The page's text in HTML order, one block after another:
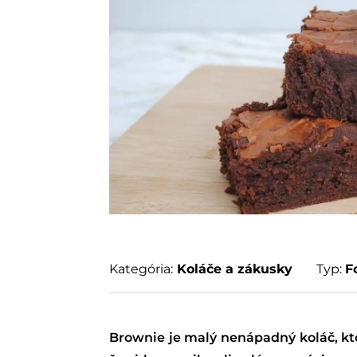
Kategória: Koláče a zákusky Typ:
Brownie je malý nenápadný koláč,